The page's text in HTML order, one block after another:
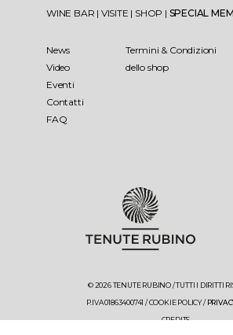
WINE BAR | VISITE | SHOP | SPECIAL
News
Video
Eventi
Contatti
FAQ
Termini & Condizioni
dello shop
© 2026 TENUTE RUBINO / TUTTI I DIRITTI
P.IVA 01863400741 /COOKIE POLICY/
CREDITS